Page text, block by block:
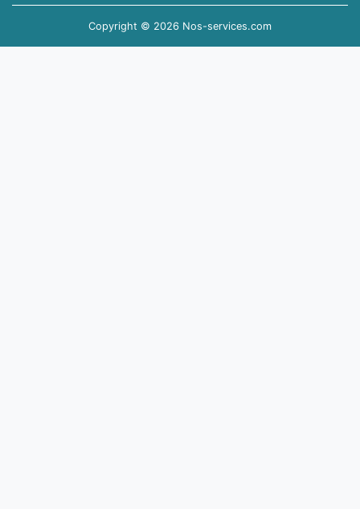
Copyright © 2026 Nos-services.com